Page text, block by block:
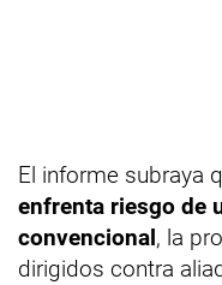
El informe subraya
enfrenta riesgo de
convencional, la
dirigidos contra